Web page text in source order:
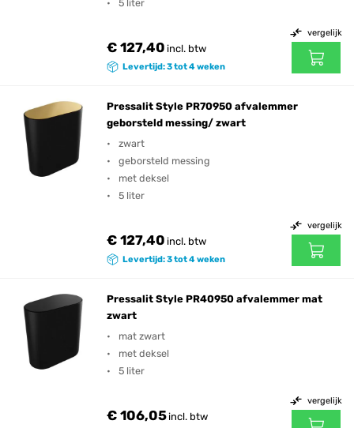
5 liter
€ 127,40 incl. btw
Levertijd: 3 tot 4 weken
vergelijk
Pressalit Style PR70950 afvalemmer
geborsteld messing/ zwart
zwart
geborsteld messing
met deksel
5 liter
€ 127,40 incl. btw
Levertijd: 3 tot 4 weken
vergelijk
Pressalit Style PR40950 afvalemmer mat
zwart
mat zwart
met deksel
5 liter
€ 106,05incl. btw
vergelijk